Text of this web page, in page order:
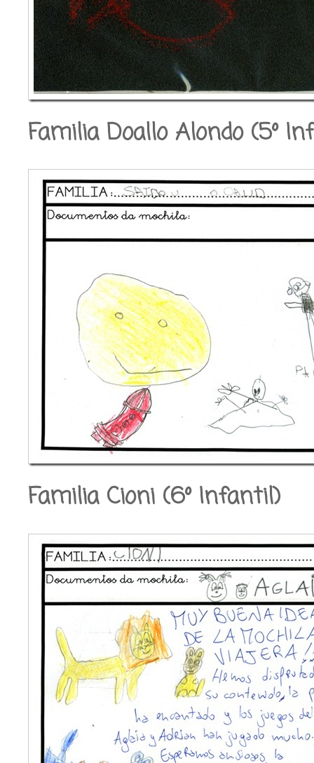
Familia Doallo Alondo (5º
Familia Cioni (6º Infantil)